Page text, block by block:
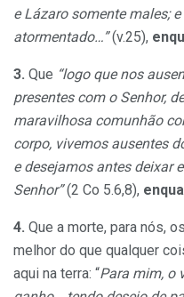
e Lázaro somente males;
atormentado…”(v.25),
3. Que “logo que nos
presentes com o Senhor,
maravilhosa comunhão
corpo, vivemos ausentes
e desejamos antes deixar
Senhor”(2 Co 5.6,8),
4. Que a morte, para nós,
melhor do que qualquer
aqui na terra: “Para mim, o